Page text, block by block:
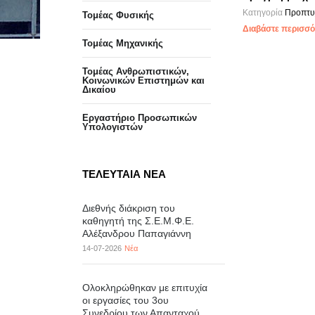
Κατηγορία
Διαβάστε
Τομέας Φυσικής
Τομέας Μηχανικής
Τομέας Ανθρωπιστικών,
Κοινωνικών Επιστημών και
Δικαίου
Eργαστήριo Προσωπικών
Υπολογιστών
ΤΕΛΕΥΤΑΙΑ ΝΕΑ
Διεθνής διάκριση του
καθηγητή της Σ.Ε.Μ.Φ.Ε.
Αλέξανδρου Παπαγιάννη
14-07-2026 Νέα
Ολοκληρώθηκαν με επιτυχία
οι εργασίες του 3ου